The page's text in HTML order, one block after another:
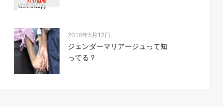
2016年5月12日
ジェンダーマリアージュって知
ってる？